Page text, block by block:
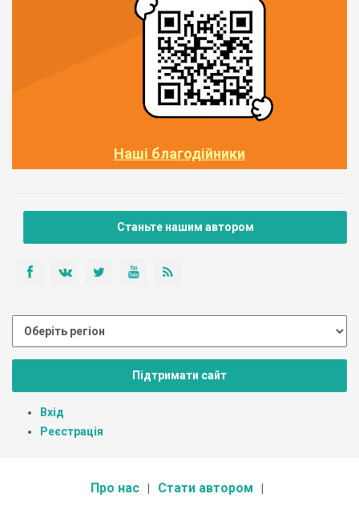
Наші благодійники
Станьте нашим автором
Підтримати сайт
Вхід
Реєстрація
Про нас Стати автором